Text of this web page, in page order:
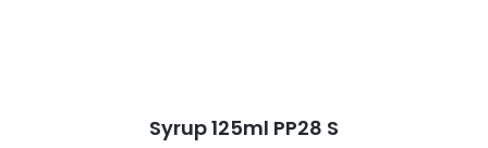
Syrup 125ml PP28 S